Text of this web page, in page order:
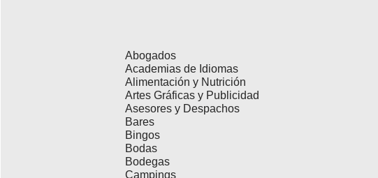
Abogados
Academias de Idiomas
Alimentación y Nutrición
Artes Gráficas y Publicidad
Asesores y Despachos
Bares
Bingos
Bodas
Bodegas
Campings